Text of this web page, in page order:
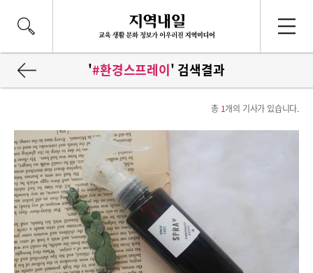
'#환경스프레이' 검색결과
총 1개의 기사가 있습니다.